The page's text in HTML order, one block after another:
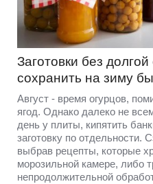
Заготовки без
сохранить на зиму
Август - время огурцов,
ягод. Однако далеко не
день у плиты, кипятить
заготовку по отдельности.
выбрав рецепты, которые
морозильной камере, либо
непродолжительной